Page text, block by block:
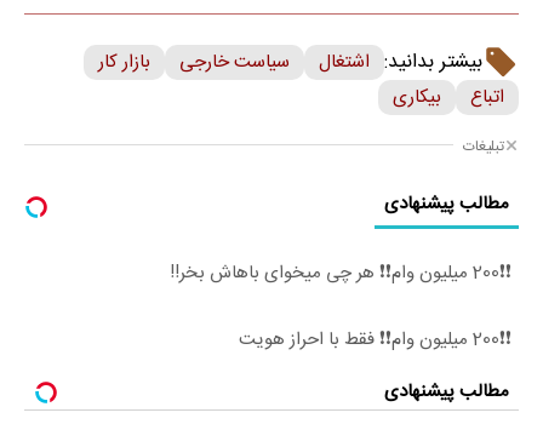
بیشتر بدانید: اشتغال سیاست خارجی
بازار کار
اتباع
بیکاری
تبلیغات
مطالب پیشنهادی
❗❗200 میلیون وام❗❗ هر چی میخوای باهاش بخر!!
❗❗200 میلیون وام❗❗ فقط با احراز هویت
مطالب پیشنهادی